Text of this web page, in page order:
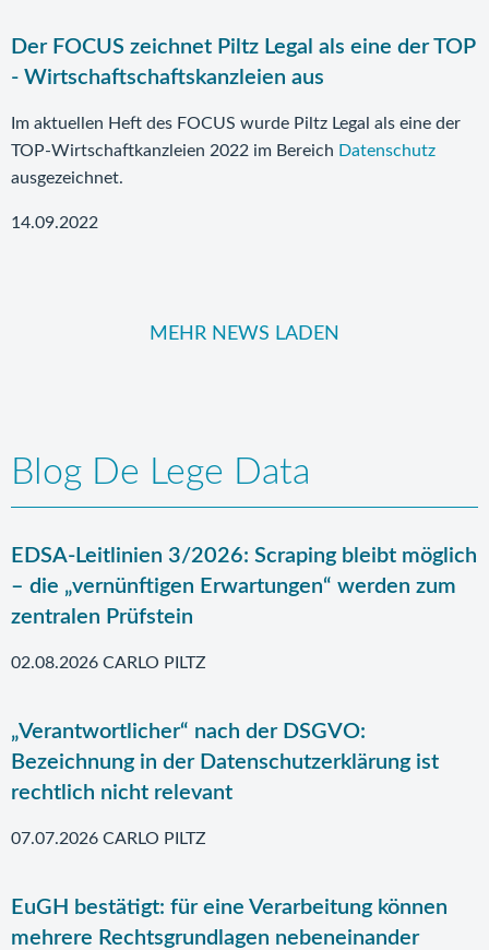
Der FOCUS zeichnet Piltz Legal als eine der TOP
- Wirtschaftschaftskanzleien aus
Im aktuellen Heft des FOCUS wurde Piltz Legal als eine der
TOP-Wirtschaftkanzleien 2022 im Bereich Datenschutz
ausgezeichnet.
14.09.2022
MEHR NEWS LADEN
Blog De Lege Data
EDSA-Leitlinien 3/2026: Scraping bleibt möglich
– die „vernünftigen Erwartungen“ werden zum
zentralen Prüfstein
02.08.2026 CARLO PILTZ
„Verantwortlicher“ nach der DSGVO:
Bezeichnung in der Datenschutzerklärung ist
rechtlich nicht relevant
07.07.2026 CARLO PILTZ
EuGH bestätigt: für eine Verarbeitung können
mehrere Rechtsgrundlagen nebeneinander